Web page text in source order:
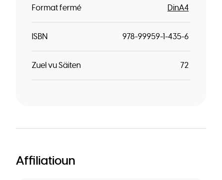
Format fermé DinA4
ISBN 978-99959-1-435-6
Zuel vu Säiten 72
Affiliatioun